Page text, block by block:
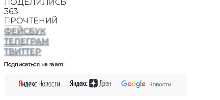
ПОДЕЛИЛИСЬ
363
ПРОЧТЕНИЙ
ФЕЙСБУК
ТЕЛЕГРАМ
ТВИТТЕР
Подписаться на ra.am: